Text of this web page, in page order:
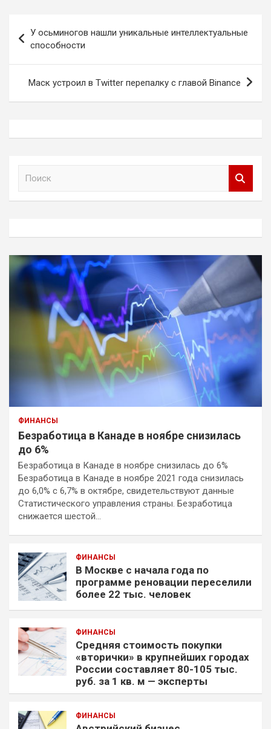
по
записям
У осьминогов нашли уникальные интеллектуальные
способности
Маск устроил в Twitter перепалку с главой Binance
ФИНАНСЫ
Безработица в Канаде в ноябре снизилась
до 6%
Безработица в Канаде в ноябре снизилась до 6%
Безработица в Канаде в ноябре 2021 года снизилась
до 6,0% с 6,7% в октябре, свидетельствуют данные
Статистического управления страны. Безработица
снижается шестой…
ФИНАНСЫ
В Москве с начала года по
программе реновации переселили
более 22 тыс. человек
ФИНАНСЫ
Средняя стоимость покупки
«вторички» в крупнейших городах
России составляет 80-105 тыс.
руб. за 1 кв. м — эксперты
ФИНАНСЫ